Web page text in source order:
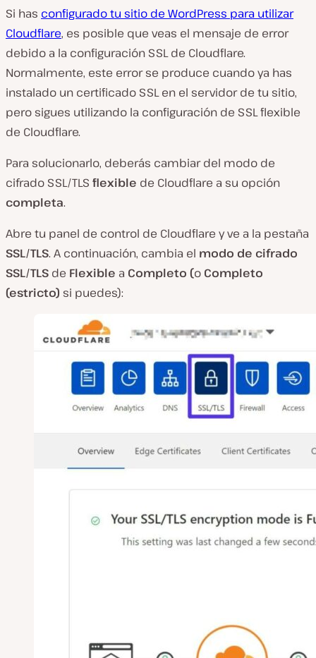
Si has configurado tu sitio de WordPress para utilizar
Cloudflare, es posible que veas el mensaje de error
debido a la configuración SSL de Cloudflare.
Normalmente, este error se produce cuando ya has
instalado un certificado SSL en el servidor de tu sitio,
pero sigues utilizando la configuración de SSL flexible
de Cloudflare.
Para solucionarlo, deberás cambiar del modo de
cifrado SSL/TLS flexible de Cloudflare a su opción
completa.
Abre tu panel de control de Cloudflare y ve a la pestaña
SSL/TLS. A continuación, cambia el modo de cifrado
SSL/TLS de Flexible a Completo (o Completo
(estricto) si puedes):